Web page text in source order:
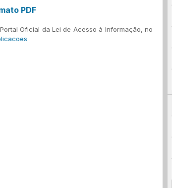
PDF
Oficial da Lei de Acesso à Informação, no